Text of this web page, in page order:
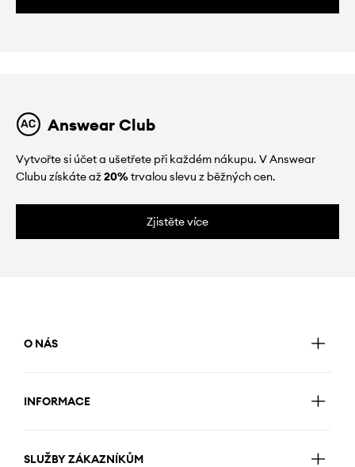
Answear Club
Vytvořte si účet a ušetřete při každém nákupu. V Answear
Clubu získáte až20%trvalou slevu z běžných cen.
Zjistěte více
O NÁS
INFORMACE
SLUŽBY ZÁKAZNÍKŮM